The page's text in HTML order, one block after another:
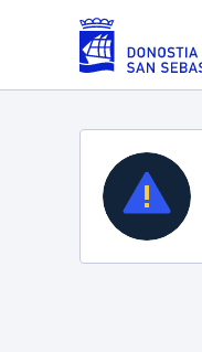
Saltar al contenido
Servicios